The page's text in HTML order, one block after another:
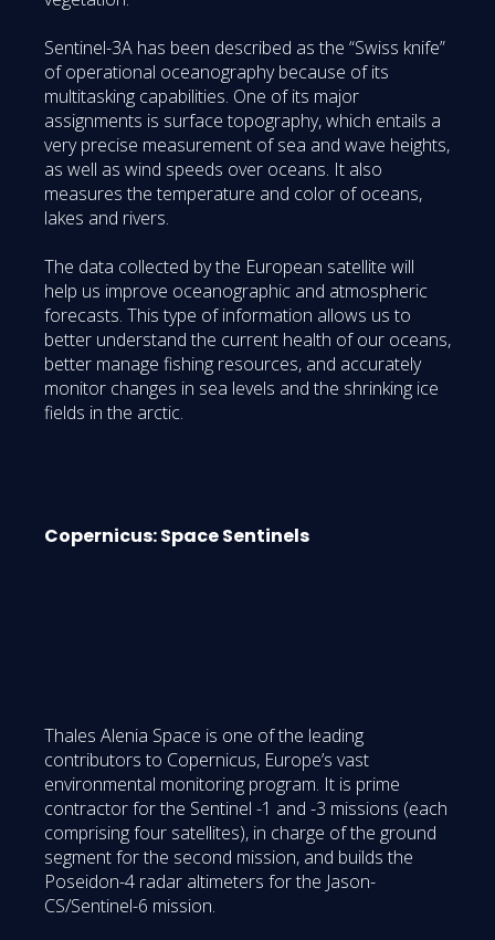
Sentinel-3A has been described as the “Swiss knife”
of operational oceanography because of its
multitasking capabilities. One of its major
assignments is surface topography, which entails a
very precise measurement of sea and wave heights,
as well as wind speeds over oceans. It also
measures the temperature and color of oceans,
lakes and rivers.
The data collected by the European satellite will
help us improve oceanographic and atmospheric
forecasts. This type of information allows us to
better understand the current health of our oceans,
better manage fishing resources, and accurately
monitor changes in sea levels and the shrinking ice
fields in the arctic.
Copernicus: Space Sentinels
Thales Alenia Space is one of the leading
contributors to Copernicus, Europe’s vast
environmental monitoring program. It is prime
contractor for the Sentinel -1 and -3 missions (each
comprising four satellites), in charge of the ground
segment for the second mission, and builds the
Poseidon-4 radar altimeters for the Jason-
CS/Sentinel-6 mission.